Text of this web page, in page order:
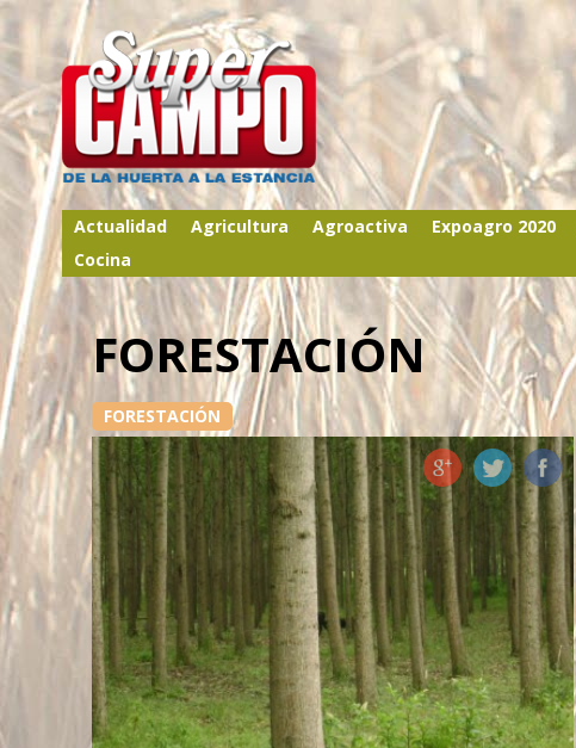
Actualidad Agricultura Agroactiva Expoagro 2020
Cocina
FORESTACIÓN
FORESTACIÓN